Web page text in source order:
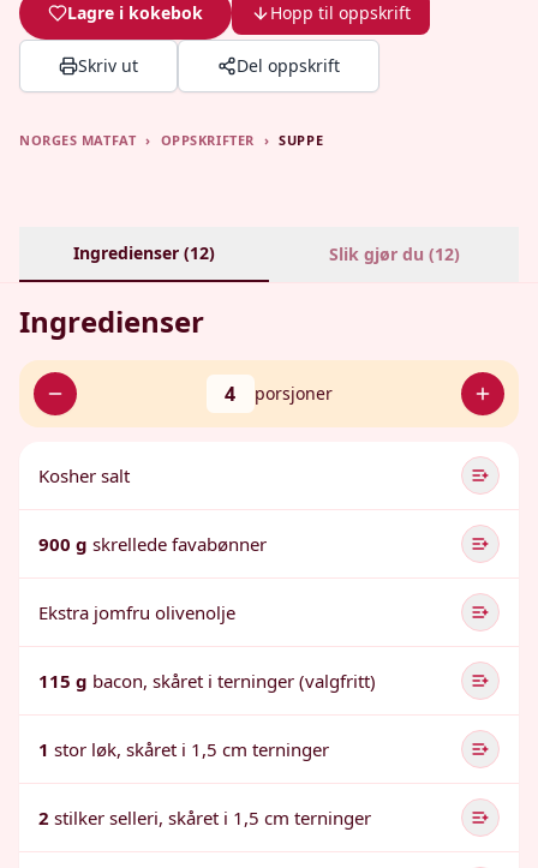
Lagre i kokebok Hopp til oppskrift
Skriv ut Del oppskrift
NORGES MATFAT › OPPSKRIFTER › SUPPE
Ingredienser (12) Slik gjør du (12)
Ingredienser
4 porsjoner
Kosher salt
900 g skrellede favabønner
Ekstra jomfru olivenolje
115 g bacon, skåret i terninger (valgfritt)
1 stor løk, skåret i 1,5 cm terninger
2 stilker selleri, skåret i 1,5 cm terninger